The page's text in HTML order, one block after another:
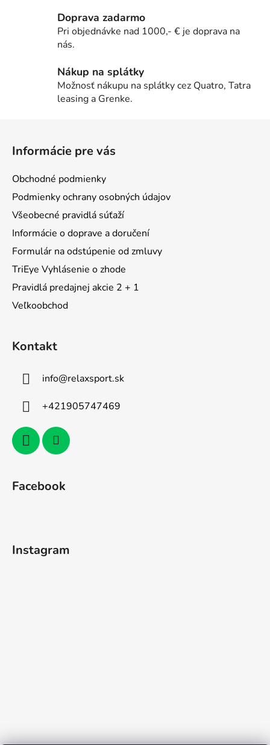
k
y
p
i
Doprava zadarmo
Pri objednávke nad 1000,- € je doprava na
nás.
Nákup na splátky
Možnosť nákupu na splátky cez Quatro, Tatra
leasing a Grenke.
Informácie pre vás
Obchodné podmienky
Podmienky ochrany osobných údajov
Všeobecné pravidlá súťaží
Informácie o doprave a doručení
Formulár na odstúpenie od zmluvy
TriEye Vyhlásenie o zhode
Pravidlá predajnej akcie 2 + 1
Veľkoobchod
Kontakt
info@relaxsport.sk
+421905747469
Facebook
Instagram